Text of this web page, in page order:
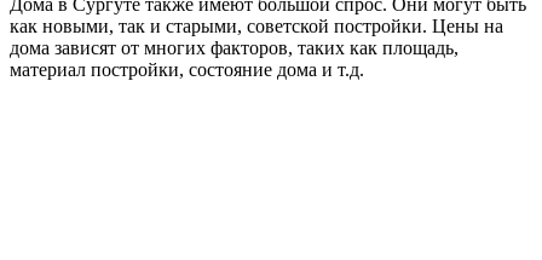
как новыми, так и старыми, советской постройки. Цены на
дома зависят от многих факторов, таких как площадь,
материал постройки, состояние дома и т.д.